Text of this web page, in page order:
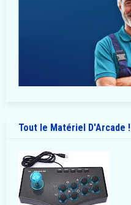
Tout le Matériel D'Arcade !